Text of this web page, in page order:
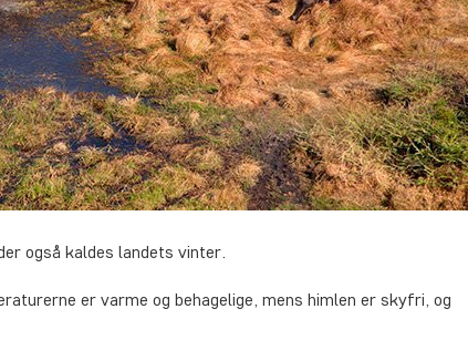
også kaldes landets vinter.
er varme og behagelige, mens himlen er skyfri, og